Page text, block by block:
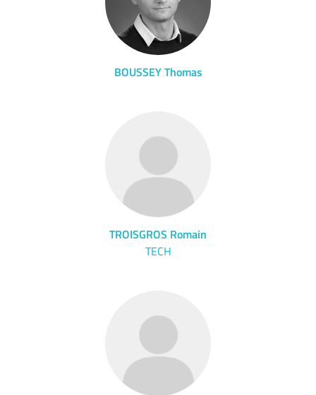
BOUSSEY Thomas
TROISGROS Romain
TECH